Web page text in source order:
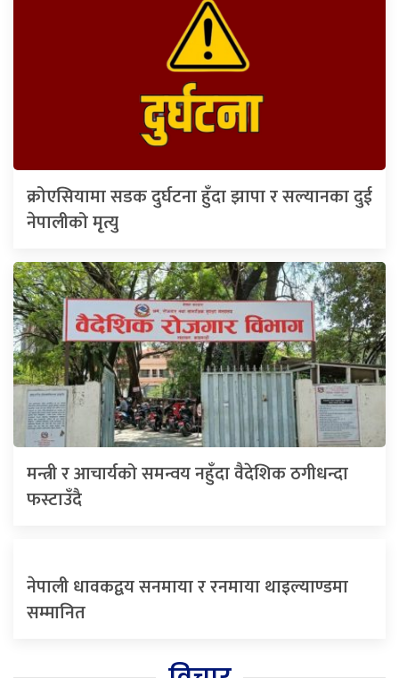
क्रोएसियामा सडक दुर्घटना हुँदा झापा र सल्यानका दुई
नेपालीको मृत्यु
मन्त्री र आचार्यको समन्वय नहुँदा वैदेशिक ठगीधन्दा
फस्टाउँदै
नेपाली धावकद्वय सनमाया र रनमाया थाइल्याण्डमा
सम्मानित